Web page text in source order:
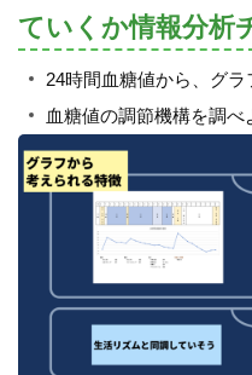
ていくか情報分析
24時間血糖値から、グラ
血糖値の調節機構を調べ